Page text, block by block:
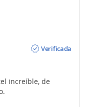
Verificada
increíble, de